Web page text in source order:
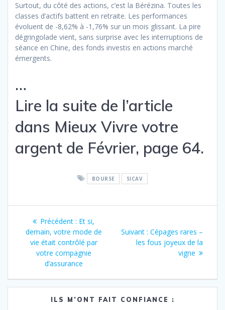
Surtout, du côté des actions, c’est la Bérézina. Toutes les
classes d’actifs battent en retraite. Les performances
évoluent de -8,62% à -1,76% sur un mois glissant. La pire
dégringolade vient, sans surprise avec les interruptions de
séance en Chine, des fonds investis en actions marché
émergents.
…
Lire la suite de l’article
dans Mieux Vivre votre
argent de Février, page 64.
BOURSE SICAV
Navigation
l’article
Précédent : Article
précédent
:
Et si,
demain, votre mode de
vie était contrôlé par
votre compagnie
d’assurance
Suivant : Article
suivant
Cépages rares –
les fous joyeux de la
vigne
ILS M’ONT FAIT CONFIANCE :